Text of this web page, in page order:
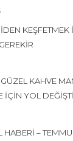
KAHVE
İÇIN YOL
HABERI –